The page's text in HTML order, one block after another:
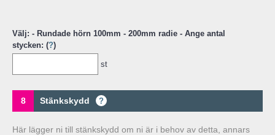
Välj: - Rundade hörn 100mm - 200mm radie - Ange antal
stycken: (?)
st
8 Stänkskydd ?
Här lägger ni till stänkskydd om ni är i behov av detta, annars